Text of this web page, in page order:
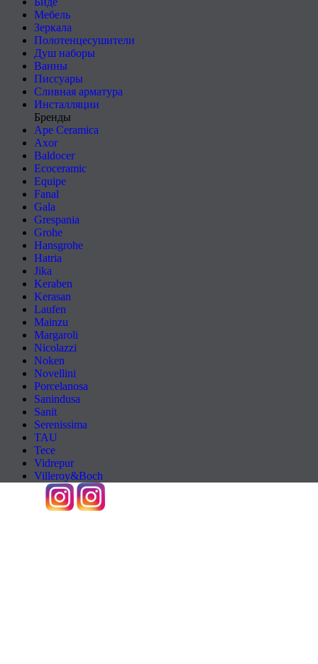
Мебель
Зеркала
Полотенцесушители
Душ наборы
Ванны
Писсуары
Сливная арматура
Инсталляции
Бренды
Ape Ceramica
Axor
Baldocer
Ecoceramic
Equipe
Fanal
Gala
Grespania
Grohe
Hansgrohe
Hatria
Jika
Keraben
Kerasan
Laufen
Mainzu
Margaroli
Nicolazzi
Noken
Novellini
Porcelanosa
Sanindusa
Sanit
Serenissima
TAU
Tece
Vidrepur
Villeroy&Boch